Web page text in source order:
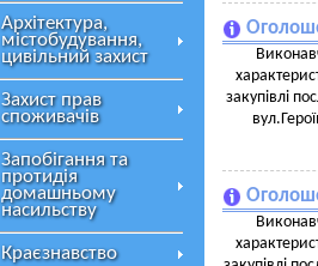
Архітектура,
містобудування,
цивільний захист
Захист прав
споживачів
Запобігання та
протидія
домашньому
насильству
Краєзнавство
закупівлі